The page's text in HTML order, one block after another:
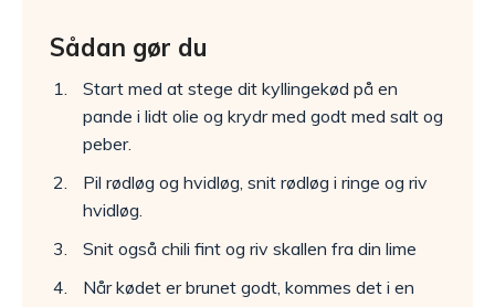
Sådan gør du
Start med at stege dit kyllingekød på en
pande i lidt olie og krydr med godt med salt og
peber.
Pil rødløg og hvidløg, snit rødløg i ringe og riv
hvidløg.
Snit også chili fint og riv skallen fra din lime
Når kødet er brunet godt, kommes det i en